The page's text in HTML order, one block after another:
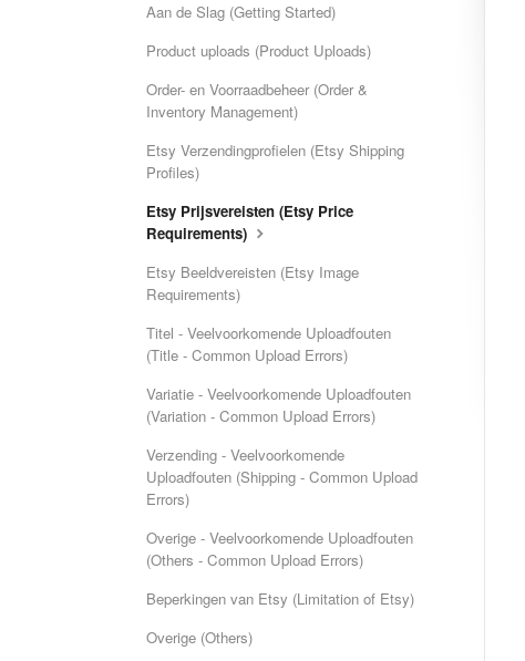
Aan de Slag (Getting Started)
Product uploads (Product Uploads)
Order- en Voorraadbeheer (Order &
Inventory Management)
Etsy Verzendingprofielen (Etsy Shipping
Profiles)
Etsy Prijsvereisten (Etsy Price
Requirements)
Etsy Beeldvereisten (Etsy Image
Requirements)
Titel - Veelvoorkomende Uploadfouten
(Title - Common Upload Errors)
Variatie - Veelvoorkomende Uploadfouten
(Variation - Common Upload Errors)
Verzending - Veelvoorkomende
Uploadfouten (Shipping - Common Upload
Errors)
Overige - Veelvoorkomende Uploadfouten
(Others - Common Upload Errors)
Beperkingen van Etsy (Limitation of Etsy)
Overige (Others)